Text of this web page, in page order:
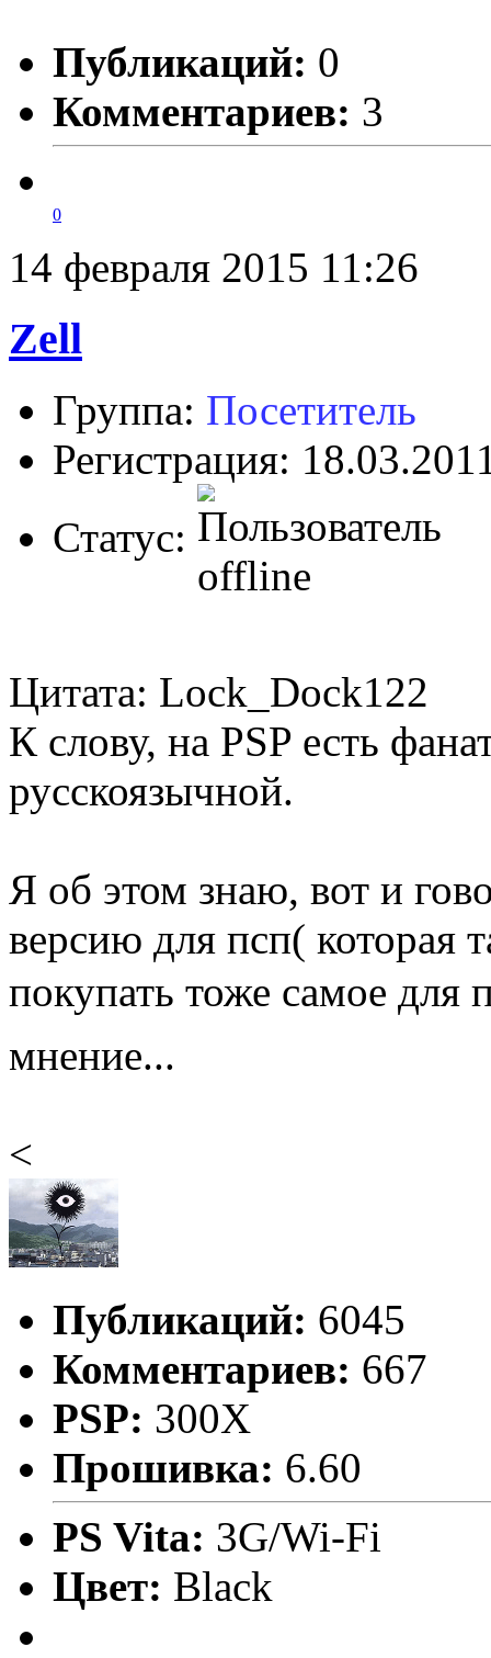
Публикаций: 0
Комментариев: 3
0
14 февраля 2015 11:26
Zell
Группа: Посетитель
Регистрация:
Статус:
Цитата: Lock_Dock122
К слову, на PSP есть
русскоязычной.
Я об этом знаю, вот и
версию для псп( которая
покупать тоже самое для
мнение...
<
Публикаций: 6045
Комментариев: 667
PSP: 300X
Прошивка: 6.60
PS Vita: 3G/Wi-Fi
Цвет: Black